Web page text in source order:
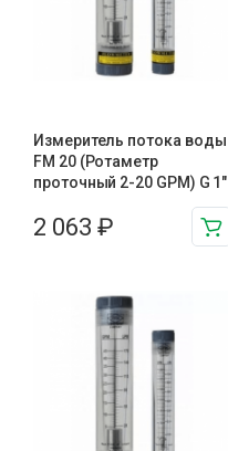
Измеритель потока воды
FM 20 (Ротаметр
проточный 2-20 GPM) G 1″
2 063 ₽